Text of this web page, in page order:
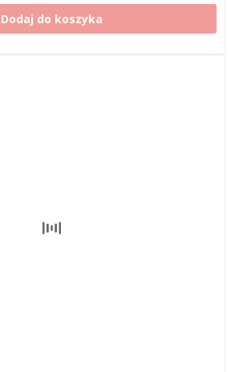
Dodaj do koszyka